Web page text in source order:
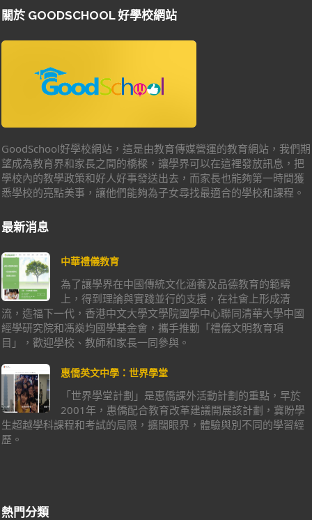
關於 GOODSCHOOL 好學校網站
GoodSchool好學校網站，這是由教育傳媒營運的教育網站，我們期
望成為教育界和家長之間的橋樑，讓學界可以在這裡發放訊息，把
學校內的教學政策和好人好事發送出去，而家長也能夠第一時間獲
悉學校的亮點美事，讓他們能夠為子女尋找最適合的學校和課程。
最新消息
中華禮儀教育
為了讓學界在中國傳統文化涵養及品德教育的範疇
上，得到理論與實踐並行的支援，在社會上形成清
流，造福下一代，香港中文大學文學院國學中心聯同清華大學中國
經學研究院和馮燊均國學基金會，攜手推動「禮儀文明教育項
目」，歡迎學校、教師和家長一同參與。
惠僑英文中學：世界學堂
「世界學堂計劃」是惠僑課外活動計劃的重點，早於
2001年，惠僑配合教育改革建議開展該計劃，冀盼學
生超越學科課程和考試的局限，擴闊眼界，體驗與別不同的學習經
歷。
熱門分類